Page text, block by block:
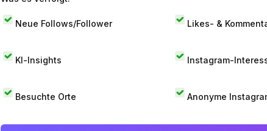
Neue Follows/Follower Likes- &
KI-Insights Instagram-
Besuchte Orte Anonyme